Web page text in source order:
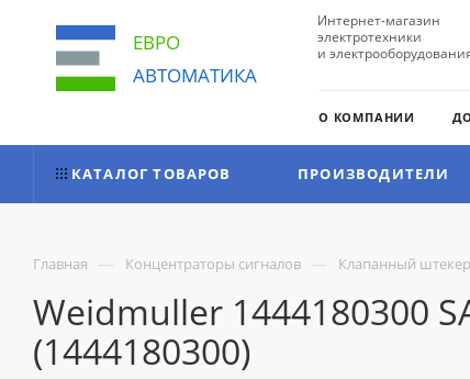
ЕВРО
АВТОМАТИКА
Интернет-магазин
электротехники
и
О КОМПАНИИ
КАТАЛОГ ТОВАРОВ ПРОИЗВОДИТЕЛИ
Главная — Концентраторы сигналов — Клапанный штекер
Weidmuller 1444180300
(1444180300)